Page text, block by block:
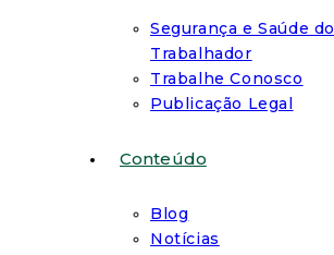
Segurança e Saúde do
Trabalhador
Trabalhe Conosco
Publicação Legal
Conteúdo
Blog
Notícias